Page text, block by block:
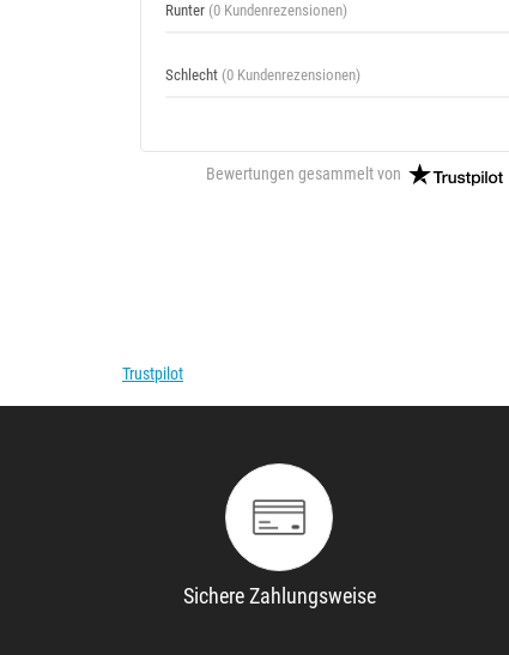
Runter (0 Kundenrezensionen)
Schlecht (0 Kundenrezensionen)
Bewertungen gesammelt von
Trustpilot
Sichere Zahlungsweise